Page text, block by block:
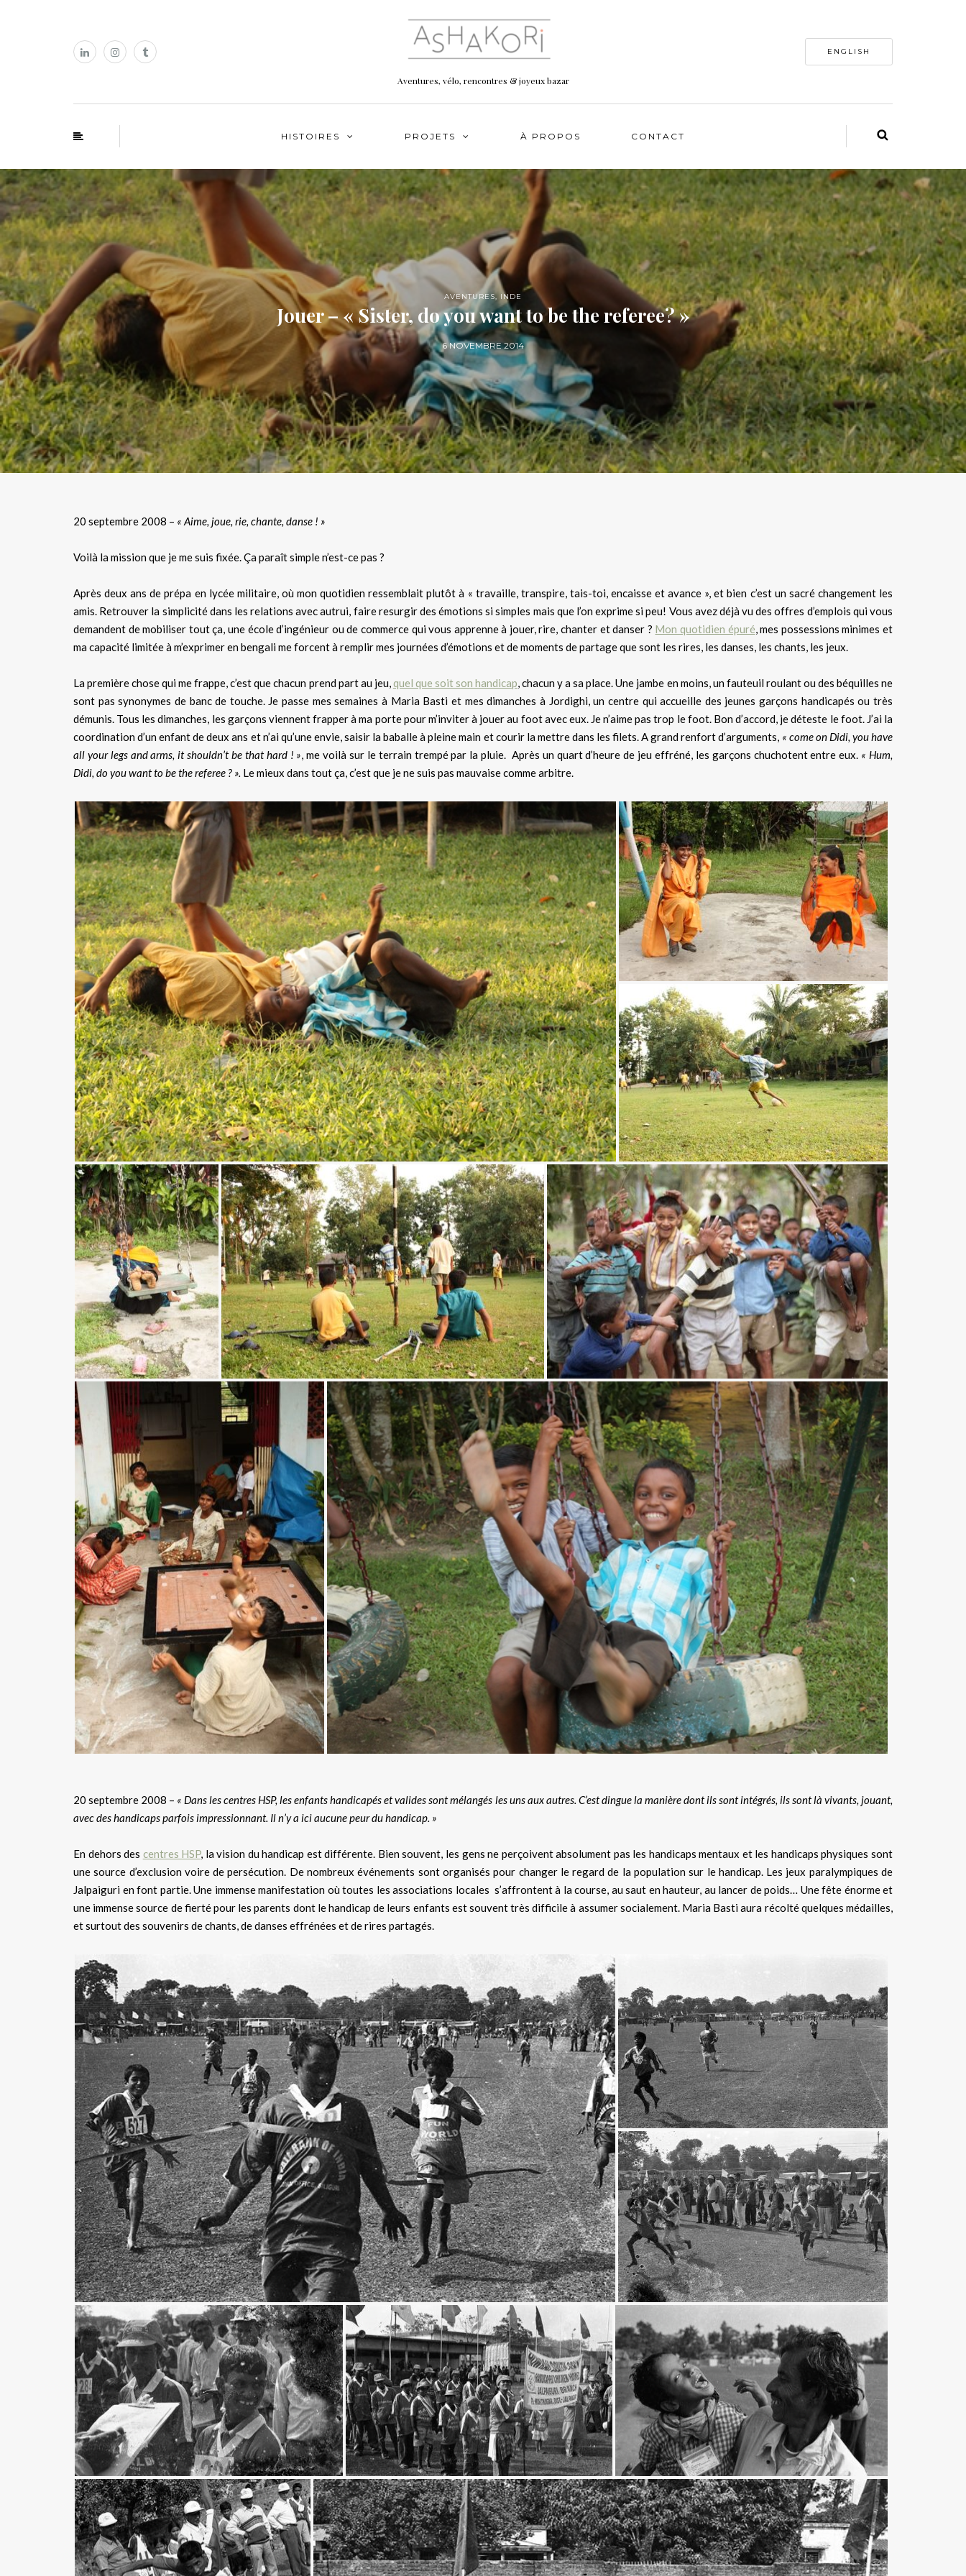
Aventures, vélo, rencontres & joyeux bazar
ENGLISH
HISTOIRES PROJETS À PROPOS CONTACT
AVENTURES, INDE
Jouer – « Sister, do you want to be the referee? »
6 NOVEMBRE 2014
20 septembre 2008 – « Aime, joue, rie, chante, danse ! »
Voilà la mission que je me suis fixée. Ça paraît simple n’est-ce pas ?
Après deux ans de prépa en lycée militaire, où mon quotidien ressemblait plutôt à « travaille, transpire, tais-toi, encaisse et avance », et bien c’est un sacré changement les
amis. Retrouver la simplicité dans les relations avec autrui, faire resurgir des émotions si simples mais que l’on exprime si peu! Vous avez déjà vu des offres d’emplois qui vous
demandent de mobiliser tout ça, une école d’ingénieur ou de commerce qui vous apprenne à jouer, rire, chanter et danser ? Mon quotidien épuré, mes possessions minimes et
ma capacité limitée à m’exprimer en bengali me forcent à remplir mes journées d’émotions et de moments de partage que sont les rires, les danses, les chants, les jeux.
La première chose qui me frappe, c’est que chacun prend part au jeu,quel que soit son handicap, chacun y a sa place. Une jambe en moins, un fauteuil roulant ou des béquilles ne
sont pas synonymes de banc de touche. Je passe mes semaines à Maria Basti et mes dimanches à Jordighi, un centre qui accueille des jeunes garçons handicapés ou très
démunis. Tous les dimanches, les garçons viennent frapper à ma porte pour m’inviter à jouer au foot avec eux. Je n’aime pas trop le foot. Bon d’accord, je déteste le foot. J’ai la
coordination d’un enfant de deux ans et n’ai qu’une envie, saisir la baballe à pleine main et courir la mettre dans les filets. A grand renfort d’arguments, « come on Didi, you have
all your legs and arms, it shouldn’t be that hard ! », me voilà sur le terrain trempé par la pluie. Après un quart d’heure de jeu effréné, les garçons chuchotent entre eux. « Hum,
Didi, do you want to be the referee ? ». Le mieux dans tout ça, c’est que je ne suis pas mauvaise comme arbitre.
20 septembre 2008 – « Dans les centres HSP, les enfants handicapés et valides sont mélangés les uns aux autres. C’est dingue la manière dont ils sont intégrés, ils sont là vivants, jouant,
avec des handicaps parfois impressionnant. Il n’y a ici aucune peur du handicap. »
En dehors des centres HSP, la vision du handicap est différente. Bien souvent, les gens ne perçoivent absolument pas les handicaps mentaux et les handicaps physiques sont
une source d’exclusion voire de persécution. De nombreux événements sont organisés pour changer le regard de la population sur le handicap. Les jeux paralympiques de
Jalpaiguri en font partie. Une immense manifestation où toutes les associations locales s’affrontent à la course, au saut en hauteur, au lancer de poids… Une fête énorme et
une immense source de fierté pour les parents dont le handicap de leurs enfants est souvent très difficile à assumer socialement. Maria Basti aura récolté quelques médailles,
et surtout des souvenirs de chants, de danses effrénées et de rires partagés.